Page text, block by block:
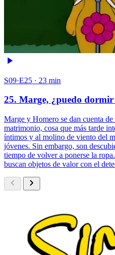
S09·E25 · 23 min
25. Marge, ¿puedo dormir
Marge y Homero se dan cuenta
matrimonio, cosa que más tarde
íntimos y al molino de viento del
jóvenes. Sin embargo, son
tiempo de volver a ponerse la
buscan objetos de valor con el